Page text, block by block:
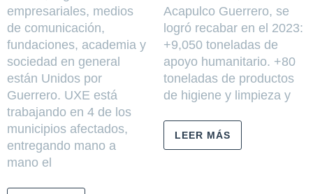
empresariales, medios
de comunicación,
fundaciones, academia y
sociedad en general
están Unidos por
Guerrero. UXE está
trabajando en 4 de los
municipios afectados,
entregando mano a
mano el
Acapulco Guerrero, se
logró recabar en el 2023:
+9,050 toneladas de
apoyo humanitario. +80
toneladas de productos
de higiene y limpieza y
LEER MÁS